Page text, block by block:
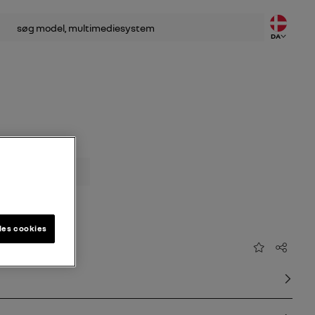
DA
Tilføj til
Del
cookies